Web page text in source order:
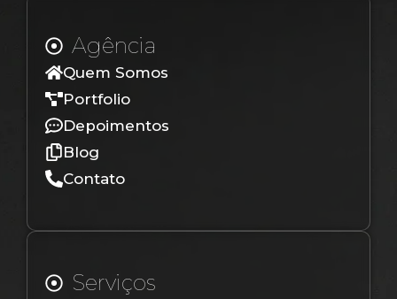
Agência
Quem Somos
Portfolio
Depoimentos
Blog
Contato
Serviços